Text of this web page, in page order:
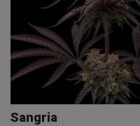
Sangria